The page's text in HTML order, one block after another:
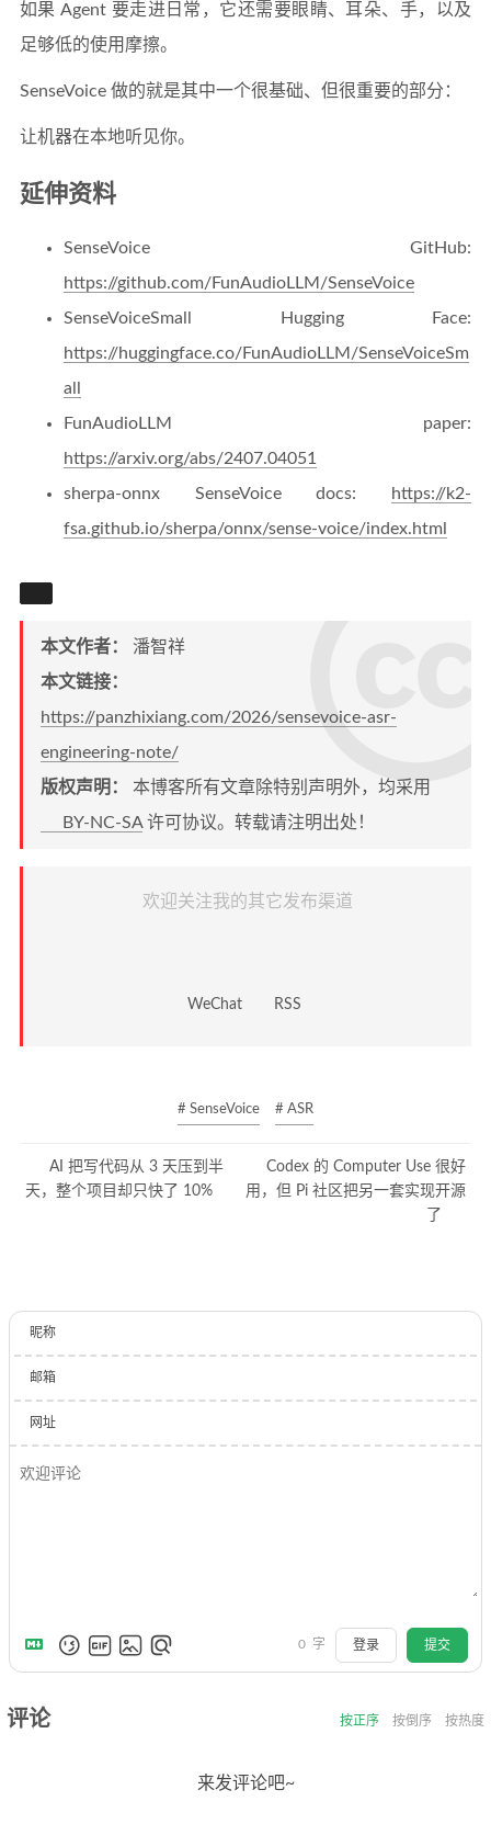
如果 Agent 要走进日常，它还需要眼睛、耳朵、手，以及
足够低的使用摩擦。
SenseVoice 做的就是其中一个很基础、但很重要的部分：
让机器在本地听见你。
延伸资料
SenseVoice GitHub:
https://github.com/FunAudioLLM/SenseVoice
SenseVoiceSmall Hugging Face:
https://huggingface.co/FunAudioLLM/SenseVoiceSm
all
FunAudioLLM paper:
https://arxiv.org/abs/2407.04051
sherpa-onnx SenseVoice docs:
https://k2-
fsa.github.io/sherpa/onnx/sense-voice/index.html
本文作者： 潘智祥
本文链接：
https://panzhixiang.com/2026/sensevoice-asr-
engineering-note/
版权声明： 本博客所有文章除特别声明外，均采用
BY-NC-SA许可协议。转载请注明出处！
欢迎关注我的其它发布渠道
WeChat RSS
# SenseVoice # ASR
AI 把写代码从 3 天压到半
天，整个项目却只快了 10%
Codex 的 Computer Use 很好
用，但 Pi 社区把另一套实现开源
了
昵称
邮箱
网址
0 字 登录 提交
评论 按正序 按倒序 按热度
来发评论吧~